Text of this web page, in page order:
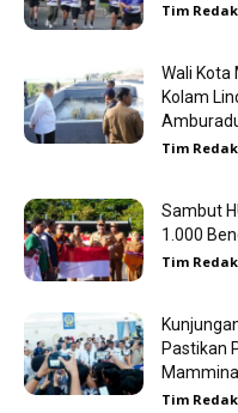
Tim
Wali Kota
Kolam
Tim
Sambut
1.000
Tim
Pastikan
Tim